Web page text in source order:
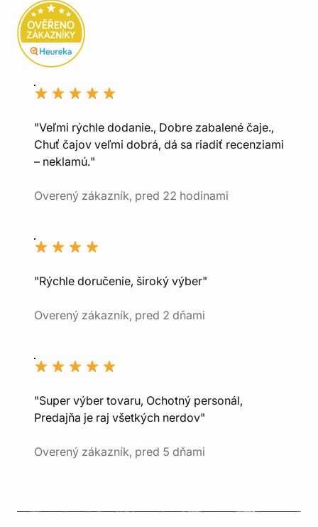
"Veľmi rýchle dodanie., Dobre zabalené čaje.,
Chuť čajov veľmi dobrá, dá sa riadiť recenziami
– neklamú."
Overený zákazník, pred 22 hodinami
"Rýchle doručenie, široký výber"
Overený zákazník, pred 2 dňami
"Super výber tovaru, Ochotný personál,
Predajňa je raj všetkých nerdov"
Overený zákazník, pred 5 dňami